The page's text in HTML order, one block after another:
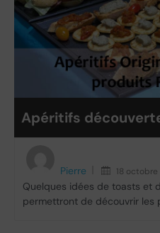
Apéritifs
Pierre 18 octobre
Quelques idées de toasts et
permettront de découvrir les